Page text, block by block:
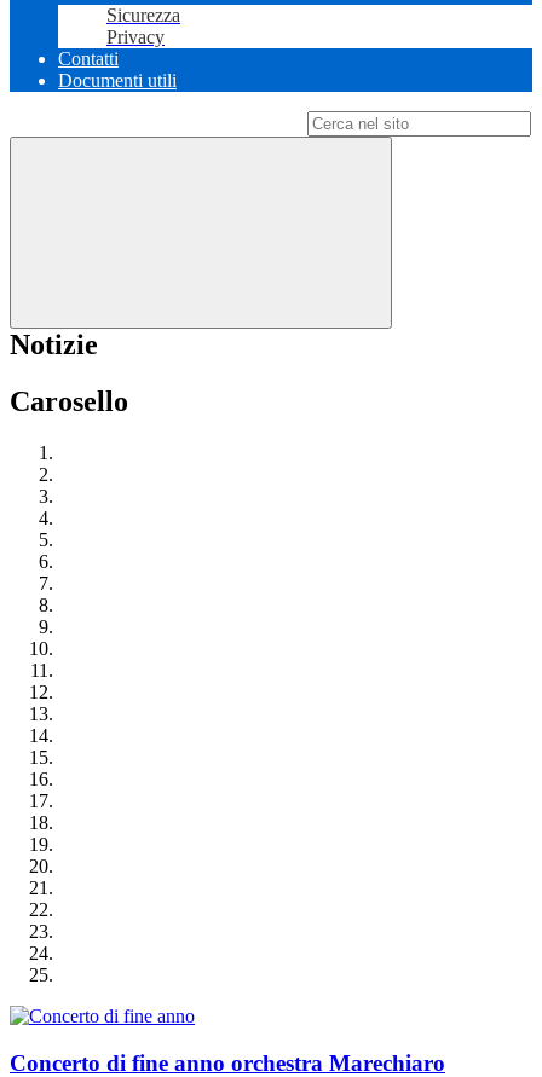
Sicurezza
Privacy
Contatti
Documenti utili
Notizie
Carosello
Concerto di fine anno orchestra Marechiaro